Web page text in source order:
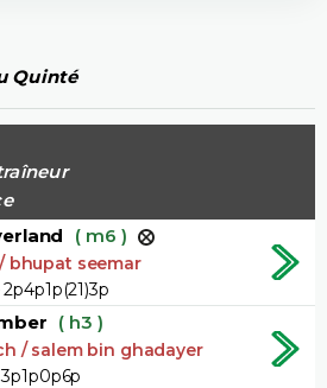
Quinté
( m6 )
bhupat seemar
( h3 )
/ salem bin ghadayer